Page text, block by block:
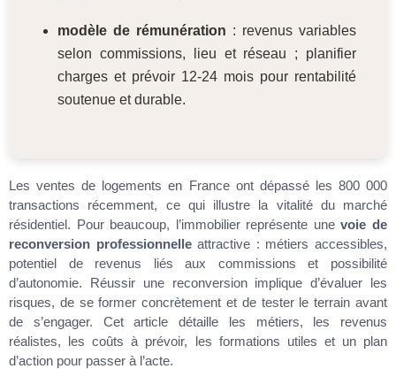
modèle de rémunération : revenus variables
selon commissions, lieu et réseau ; planifier
charges et prévoir 12-24 mois pour rentabilité
soutenue et durable.
Les ventes de logements en France ont dépassé les 800 000
transactions récemment, ce qui illustre la vitalité du marché
résidentiel. Pour beaucoup, l’immobilier représente unevoie de
reconversion professionnelleattractive : métiers accessibles,
potentiel de revenus liés aux commissions et possibilité
d’autonomie. Réussir une reconversion implique d’évaluer les
risques, de se former concrètement et de tester le terrain avant
de s’engager. Cet article détaille les métiers, les revenus
réalistes, les coûts à prévoir, les formations utiles et un plan
d’action pour passer à l’acte.